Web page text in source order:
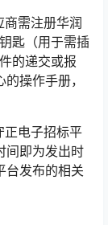
需注册华润
匙（用于需插
的递交或报
操作手册，
正电子招标平
间即为发出时
台发布的相关